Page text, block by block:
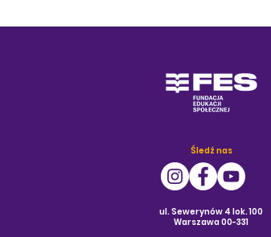
Śledź nas
ul. Sewerynów 4 lok. 100
Warszawa 00-331